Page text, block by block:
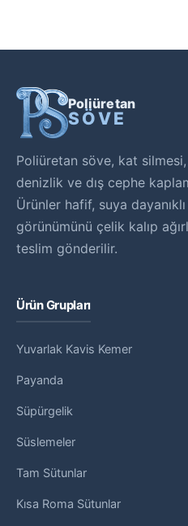
Poliüretan
SÖVE
Poliüretan söve, kat
denizlik ve dış cephe
Ürünler hafif, suya
görünümünü çelik kalıp
teslim gönderilir.
Ürün Grupları
Yuvarlak Kavis Kemer
Payanda
Süpürgelik
Süslemeler
Tam Sütunlar
Kısa Roma Sütunlar